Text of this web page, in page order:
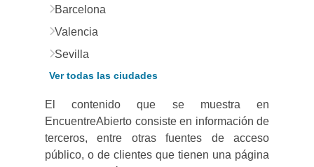
Barcelona
Valencia
Sevilla
Ver todas las ciudades
El contenido que se muestra en
EncuentreAbierto consiste en información de
terceros, entre otras fuentes de acceso
público, o de clientes que tienen una página